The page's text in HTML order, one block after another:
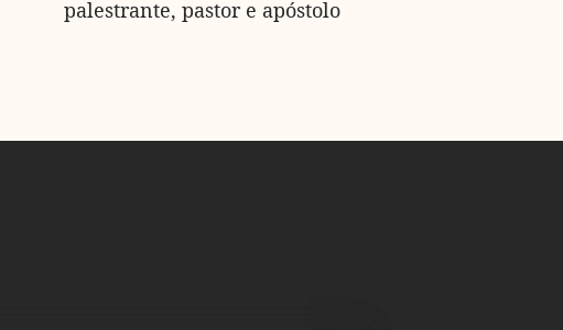
palestrante, pastor e apóstolo